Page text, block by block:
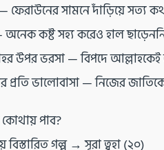
ফেরাউনের সামনে দাঁড়িয়ে সত্য
অনেক কষ্ট সহ্য করেও হাল
উপর ভরসা — বিপদে আল্লাহকেই
প্রতি ভালোবাসা — নিজের
পাব?
বিস্তারিত গল্প → সূরা ত্বহা (২০)